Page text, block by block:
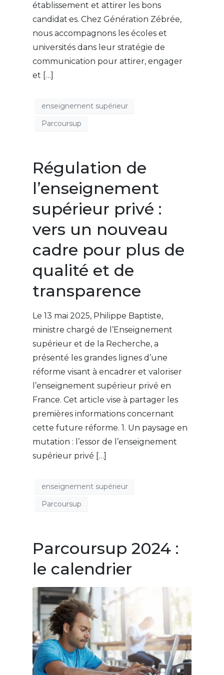
établissement et attirer les bons
candidat·es. Chez Génération Zébrée,
nous accompagnons les écoles et
universités dans leur stratégie de
communication pour attirer, engager
et […]
enseignement supérieur
Parcoursup
Régulation de
l’enseignement
supérieur privé :
vers un nouveau
cadre pour plus de
qualité et de
transparence
Le 13 mai 2025, Philippe Baptiste,
ministre chargé de l’Enseignement
supérieur et de la Recherche, a
présenté les grandes lignes d’une
réforme visant à encadrer et valoriser
l’enseignement supérieur privé en
France. Cet article vise à partager les
premières informations concernant
cette future réforme. 1. Un paysage en
mutation : l’essor de l’enseignement
supérieur privé […]
enseignement supérieur
Parcoursup
Parcoursup 2024 :
le calendrier